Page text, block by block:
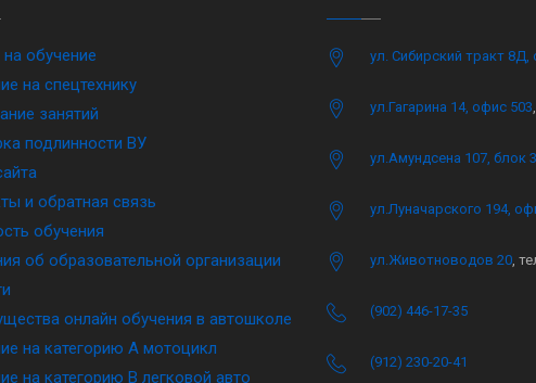
обучение
на спецтехнику
занятий
подлинности ВУ
и обратная связь
обучения
об образовательной организации
онлайн обучения в автошколе
на категорию A мотоцикл
на категорию B легковой авто
ул. Сибирский тракт 8Д,
ул.Гагарина 14, офис 503
ул.Амундсена 107, блок 3
ул.Луначарского 194,
ул.Животноводов 20 ,
(902) 446-17-35
(912) 230-20-41